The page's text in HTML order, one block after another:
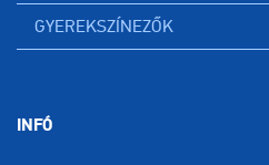
GYEREKSZÍNEZŐK
INFÓ